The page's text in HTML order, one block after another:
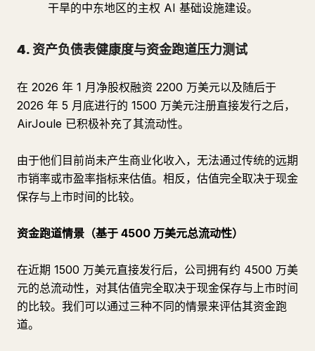
干旱的中东地区的主权 AI 基础设施建设。
4. 资产负债表健康度与资金跑道压力测试
在 2026 年 1 月净股权融资 2200 万美元以及随后于
2026 年 5 月底进行的 1500 万美元注册直接发行之后，
AirJoule 已积极补充了其流动性。
由于他们目前尚未产生商业化收入，无法通过传统的远期
市销率或市盈率指标来估值。相反，估值完全取决于现金
保存与上市时间的比较。
资金跑道情景（基于 4500 万美元总流动性）
在近期 1500 万美元直接发行后，公司拥有约 4500 万美
元的总流动性，对其估值完全取决于现金保存与上市时间
的比较。我们可以通过三种不同的情景来评估其资金跑
道。